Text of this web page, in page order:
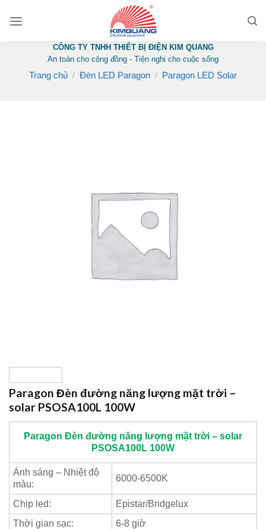
CÔNG TY TNHH THIẾT BỊ ĐIỆN KIM QUANG
An toàn cho cộng đồng - Tiện nghi cho cuộc sống
Trang chủ / Đèn LED Paragon / Paragon LED Solar
Paragon Đèn đường năng lượng mặt trời –
solar PSOSA100L 100W
Paragon Đèn đường năng lượng mặt trời – solar
PSOSA100L 100W
Ánh sáng – Nhiệt độ
màu:
6000-6500K
Chip led:
Epistar/Bridgelux
Thời gian sạc:
6-8 giờ